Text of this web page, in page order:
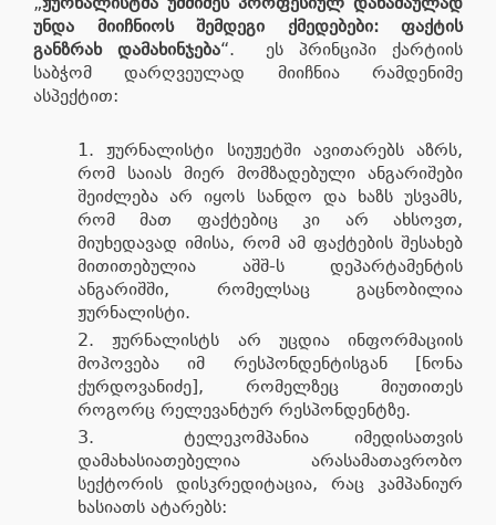
უნდა მიიჩნიოს შემდეგი ქმედებები: ფაქტის
განზრახ დამახინჯება“. ეს პრინციპი ქარტიის
საბჭომ დარღვეულად მიიჩნია რამდენიმე
ასპექტით:
ჟურნალისტი სიუჟეტში ავითარებს აზრს,
რომ საიას მიერ მომზადებული ანგარიშები
შეიძლება არ იყოს სანდო და ხაზს უსვამს,
რომ მათ ფაქტებიც კი არ ახსოვთ,
მიუხედავად იმისა, რომ ამ ფაქტების შესახებ
მითითებულია აშშ-ს დეპარტამენტის
ანგარიშში, რომელსაც გაცნობილია
ჟურნალისტი.
ჟურნალისტს არ უცდია ინფორმაციის
მოპოვება იმ რესპონდენტისგან [ნონა
ქურდოვანიძე], რომელზეც მიუთითეს
როგორც რელევანტურ რესპონდენტზე.
ტელეკომპანია იმედისათვის
დამახასიათებელია არასამათავრობო
სექტორის დისკრედიტაცია, რაც კამპანიურ
ხასიათს ატარებს: